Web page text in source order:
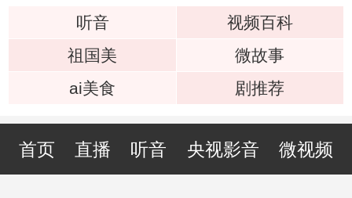
听音
视频百科
祖国美
微故事
ai美食
剧推荐
首页 直播 听音 央视影音 微视频